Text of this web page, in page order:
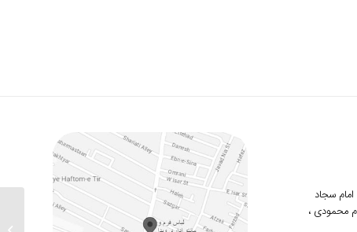
امام سجاد
دوم محمودی ،